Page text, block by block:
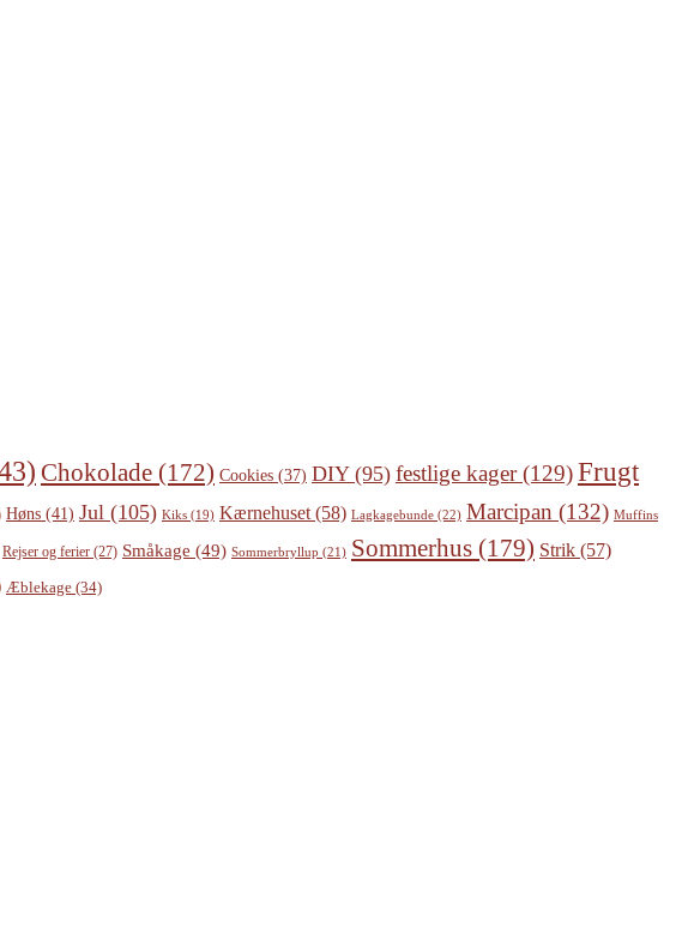
Chokolade (172) Cookies (37) DIY(95) festlige kager(129)Frugt
Høns (41) Jul (105) Kiks (19) Kærnehuset (58) Lagkagebunde (22) Marcipan (132) Muffins
Rejser og ferier (27) Småkage (49) Sommerbryllup (21) Sommerhus (179) Strik (57)
Æblekage (34)